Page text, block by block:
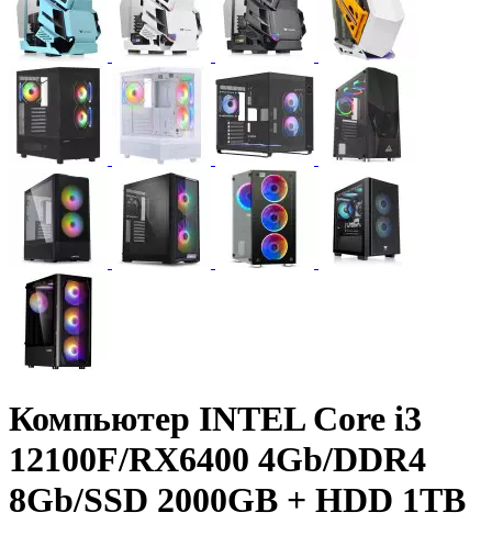
Компьютер INTEL Core i3
12100F/RX6400 4Gb/DDR4
8Gb/SSD 2000GB + HDD 1TB